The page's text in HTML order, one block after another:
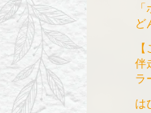
ど
伴
ラ
は